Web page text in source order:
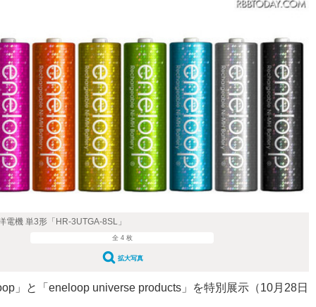
電機 単3形「HR-3UTGA-8SL」
全 4 枚
拡大写真
」と「eneloop universe products」を特別展示（10月28日